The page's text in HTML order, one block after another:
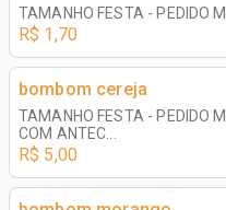
TAMANHO FESTA - PEDIDO
R$ 1,70
bombom cereja
TAMANHO FESTA - PEDIDO
COM ANTEC...
R$ 5,00